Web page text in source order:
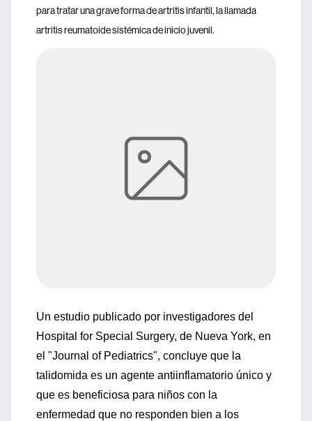
para tratar una grave forma de artritis infantil, la llamada
artritis reumatoide sistémica de inicio juvenil.
Un estudio publicado por investigadores del
Hospital for Special Surgery, de Nueva York, en
el "Journal of Pediatrics", concluye que la
talidomida es un agente antiinflamatorio único y
que es beneficiosa para niños con la
enfermedad que no responden bien a los